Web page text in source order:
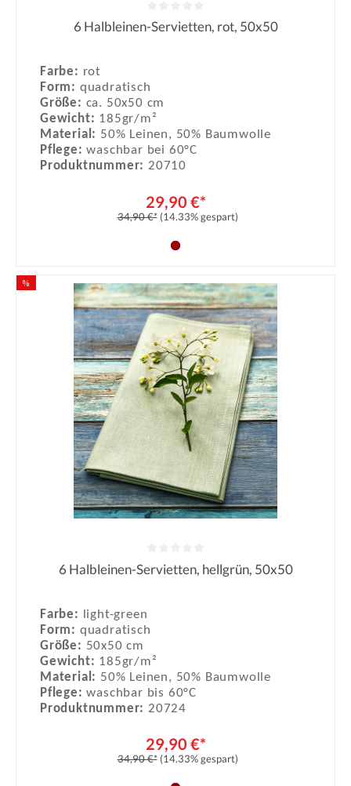
Durchschnittliche Bewertung von
6 Halbleinen-Servietten, rot, 50x50
Farbe: rot
Form: quadratisch
Größe: ca. 50x50 cm
Gewicht: 185gr/m²
Material: 50% Leinen, 50% Baumwolle
Pflege:waschbar bei 60°C
Produktnummer: 20710
29,90 €*
34,90 €* (14.33% gespart)
%
Durchschnittliche Bewertung von 0
6 Halbleinen-Servietten, hellgrün, 50x50
Farbe:
light-green
Form: quadratisch
Größe: 50x50 cm
Gewicht: 185gr/m²
Material: 50% Leinen, 50% Baumwolle
Pflege:waschbar bis 60°C
Produktnummer: 20724
29,90 €*
34,90 €* (14.33% gespart)